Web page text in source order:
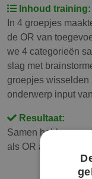
Inhoud training:
In 4 groepjes
de OR van
we 4 categorieën
slag met
groepjes
onderwerp input
Resultaat:
Samen hebben we
als OR actief en